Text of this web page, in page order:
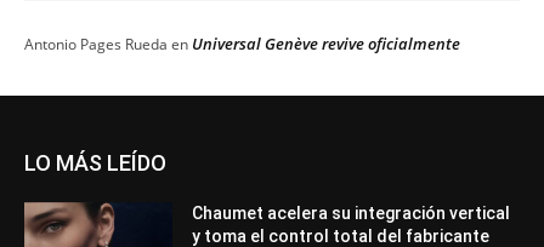
Antonio Pages Rueda en Universal Genève revive oficialmente
LO MÁS LEÍDO
Chaumet acelera su integración vertical
y toma el control total del fabricante